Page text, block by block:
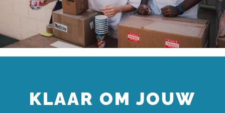
KLAAR OM JOUW